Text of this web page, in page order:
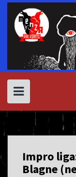
Skip
content
Impro
Blagne